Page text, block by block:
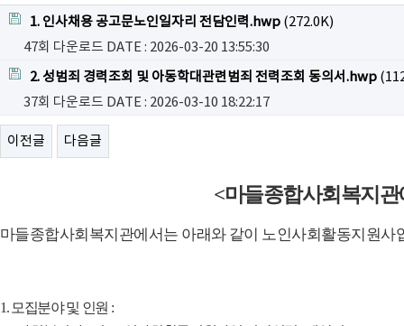
1. 인사채용 공고문노인일자리 전담인력.hwp (272.0K)
47회 다운로드 DATE : 2026-03-20 13:55:30
2. 성범죄 경력조회 및 아동학대관련범죄 전력조회 동의서.hwp
37회 다운로드 DATE : 2026-03-10 18:22:17
이전글 다음글
<마들종합사회복지
마들종합사회복지관에서는 아래와 같이 노인사회활동지원사
1.모집분야 및 인원 :